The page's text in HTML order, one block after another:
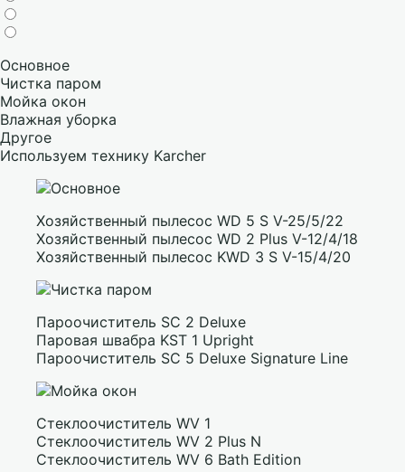
Основное
Чистка паром
Мойка окон
Влажная уборка
Другое
Используем технику Karcher
Хозяйственный пылесос WD 5 S V-25/5/22
Хозяйственный пылесос WD 2 Plus V-12/4/18
Хозяйственный пылесос KWD 3 S V-15/4/20
Пароочиститель SC 2 Deluxe
Паровая швабра KST 1 Upright
Пароочиститель SC 5 Deluxe Signature Line
Стеклоочиститель WV 1
Стеклоочиститель WV 2 Plus N
Стеклоочиститель WV 6 Bath Edition